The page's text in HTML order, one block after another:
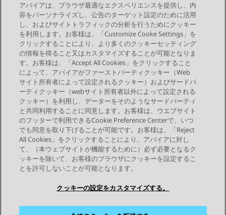
このセクションでは、アプリケーションの表示形式と操作の設定
に使用できるさまざまな制御について説明します。
Send Feedback
トピックナビゲーション
前のトピック 次のトピック
つながりを保つ
アバイアは、ブラウザ最適なエクスペリエンスを提供し、内
容をパーソナライズし、公告のターゲット設定のために活用
し、およびサイトトラフィックの分析を行うためにクッキー
を利用します。お客様は、「Customize Cooke Settings」を
クリックすることにより、より多くのクッキーセッティング
の情報を得ること又はカスタマイズすることが可能となりま
す。お客様は、「Accept All Cookies」をクリックすること
によって、アバイアがファーストパーティクッキー（Web
サイト所有者によって設定されるクッキー）およびサードパ
ーティクッキー（webサイト所有者以外によって設定される
クッキー）を利用し、データーをそのようなサードパーティ
と共同利用することに同意します。お客様は、ウエブサイト
のフッターで利用できるCookie Preference Centerで、いつ
でも同意を取り下げることが可能です。お客様は、「Reject
All Cookies」をクリックすることにより、アバイアに対し
て、（本ウェブサイトが機能するために）必ず必要となるク
ッキーを除いて、お客様のブラウザにクッキーを設定するこ
とを許可しないことが可能となります。
クッキーの設定をカスタマイズする。